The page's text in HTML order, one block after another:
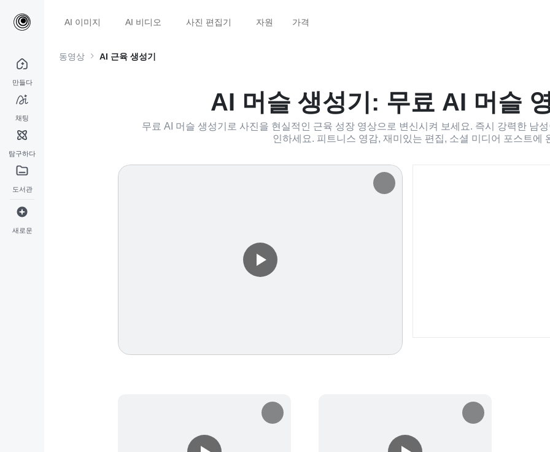
AI 이미지 AI 비디오 사진 편집기 자원 가격
만들다
채팅
탐구하다
도서관
새로운
동영상 AI 근육 생성기
AI 머슬 생성기: 무료 AI 머슬
무료 AI 머슬 생성기로 사진을 현실적인 근육 성장 영상으로 변신시켜 보세요. 즉시 강력한 남
인하세요. 피트니스 영감, 재미있는 편집, 소셜 미디어 포스트에